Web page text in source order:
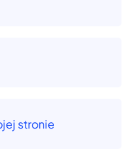
stronie